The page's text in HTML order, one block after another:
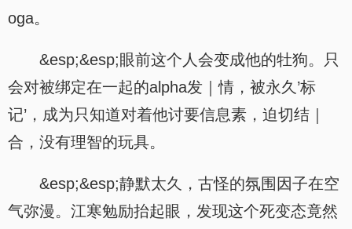
oga。
&esp;&esp;眼前这个人会变成他的牡狗。只
会对被绑定在一起的alpha发｜情，被永久’标
记’，成为只知道对着他讨要信息素，迫切结｜
合，没有理智的玩具。
&esp;&esp;静默太久，古怪的氛围因子在空
气弥漫。江寒勉励抬起眼，发现这个死变态竟然